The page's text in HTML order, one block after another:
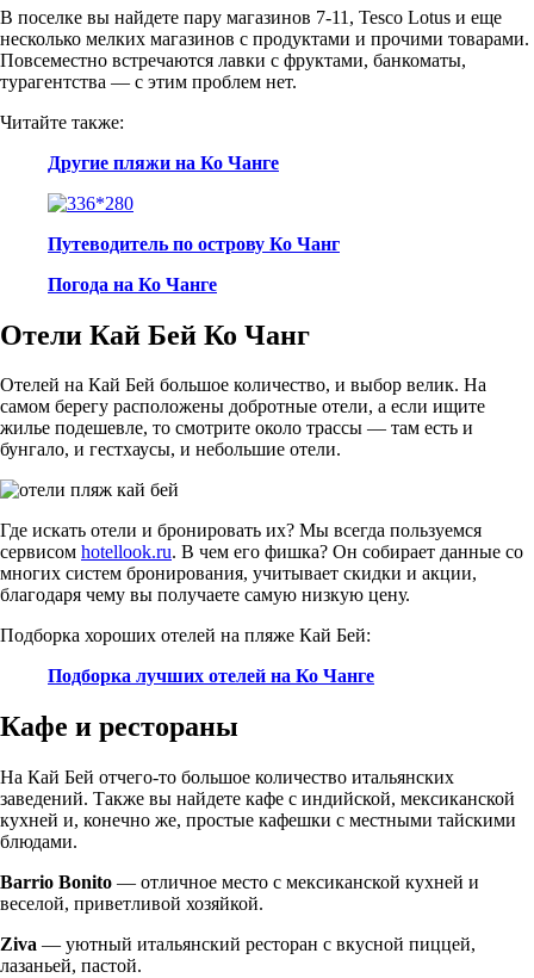
В поселке вы найдете пару магазинов 7-11, Tesco Lotus и еще
несколько мелких магазинов с продуктами и прочими товарами.
Повсеместно встречаются лавки с фруктами, банкоматы,
турагентства — с этим проблем нет.
Читайте также:
Другие пляжи на Ко Чанге
Путеводитель по острову Ко Чанг
Погода на Ко Чанге
Отели Кай Бей Ко Чанг
Отелей на Кай Бей большое количество, и выбор велик. На
самом берегу расположены добротные отели, а если ищите
жилье подешевле, то смотрите около трассы — там есть и
бунгало, и гестхаусы, и небольшие отели.
Где искать отели и бронировать их? Мы всегда пользуемся
сервисом hotellook.ru. В чем его фишка? Он собирает данные со
многих систем бронирования, учитывает скидки и акции,
благодаря чему вы получаете самую низкую цену.
Подборка хороших отелей на пляже Кай Бей:
Подборка лучших отелей на Ко Чанге
Кафе и рестораны
На Кай Бей отчего-то большое количество итальянских
заведений. Также вы найдете кафе с индийской, мексиканской
кухней и, конечно же, простые кафешки с местными тайскими
блюдами.
Barrio Bonito — отличное место с мексиканской кухней и
веселой, приветливой хозяйкой.
Ziva — уютный итальянский ресторан с вкусной пиццей,
лазаньей, пастой.